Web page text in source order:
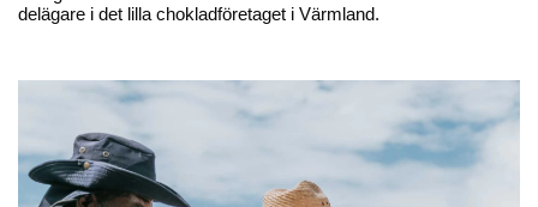
delägare i det lilla chokladföretaget i Värmland.
nibs